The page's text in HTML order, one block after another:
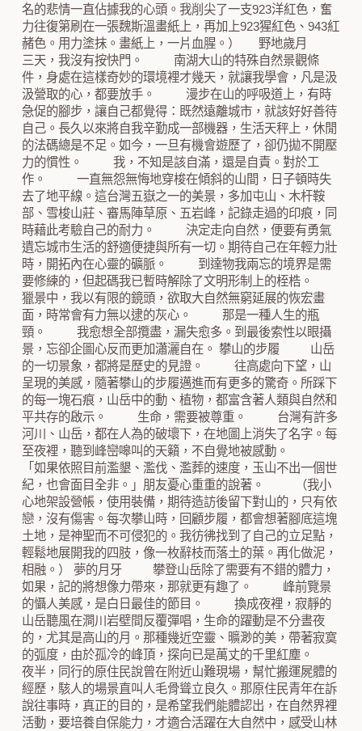
名的悲情一直佔據我的心頭。我削尖了一支923洋紅色，奮
力往復第刷在一張魏斯溫畫紙上，再加上923猩紅色、943紅
赭色。用力塗抹。畫紙上，一片血腥。） 野地歲月
三天，我沒有按快門。 南湖大山的特殊自然景觀條
件，身處在這樣奇妙的環境裡才幾天，就讓我學會，凡是汲
汲營取的心，都要放手。 漫步在山的呼吸道上，有時
急促的腳步，讓自己都覺得：既然遠離城市，就該好好善待
自己。長久以來將自我辛勤成一部機器，生活天秤上，休閒
的法碼總是不足。如今，一旦有機會遊歷了，卻仍拋不開壓
力的慣性。 我，不知是該自滿，還是自責。對於工
作。 一直無怨無悔地穿梭在傾斜的山間，日子頓時失
去了地平線。這台灣五嶽之一的美景，多加屯山、木杆鞍
部、雪梭山莊、審馬陣草原、五岩峰，記錄走過的印痕，同
時藉此考驗自己的耐力。 決定走向自然，便要有勇氣
遺忘城市生活的舒適便捷與所有一切。期待自己在年輕力壯
時，開拓內在心靈的礦脈。 到達物我兩忘的境界是需
要修練的，但起碼我已暫時解除了文明形制上的桎梏。
獵景中，我以有限的鏡頭，欲取大自然無窮延展的恢宏畫
面，時常會有力無以逮的灰心。 那是一種人生的瓶
頸。 我愈想全部攬盡，漏失愈多。到最後索性以眼攝
景，忘卻企圖心反而更加瀟灑自在。 攀山的步履 山岳
的一切景象，都將是歷史的見證。 往高處向下望，山
呈現的美感，隨著攀山的步履邁進而有更多的驚奇。所踩下
的每一塊石痕，山岳中的動、植物，都富含著人類與自然和
平共存的啟示。 生命，需要被尊重。 台灣有許多
河川、山岳，都在人為的破壞下，在地圖上消失了名字。每
至夜裡，聽到峰巒嗥叫的天籟，不自覺地被感動。
「如果依照目前濫墾、濫伐、濫葬的速度，玉山不出一個世
紀，也會面目全非。」朋友憂心重重的說著。 （我小
心地架設營帳，使用裝備，期待造訪後留下對山的，只有依
戀，沒有傷害。每次攀山時，回顧步履，都會想著腳底這塊
土地，是神聖而不可侵犯的。我彷彿找到了自己的立足點，
輕鬆地展開我的四肢，像一枚辭枝而落土的葉。再化做泥，
相融。） 夢的月牙 攀登山岳除了需要有不錯的體力，
如果，記的將想像力帶來，那就更有趣了。 峰前覽景
的懾人美感，是白日最佳的節目。 換成夜裡，寂靜的
山岳聽風在澗川岩壁間反覆彈唱，生命的躍動是不分晝夜
的，尤其是高山的月。那種幾近空靈、曠渺的美，帶著寂寞
的弧度，由於孤冷的峰頂，探向已是萬丈的千里紅塵。
夜半，同行的原住民說曾在附近山難現場，幫忙搬運屍體的
經歷，駭人的場景直叫人毛骨聳立良久。那原住民青年在訴
說往事時，真正的目的，是希望我們能體認出，在自然界裡
活動，要培養自保能力，才適合活躍在大自然中，感受山林